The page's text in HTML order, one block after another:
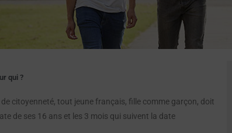
qui ?
citoyenneté, tout jeune français, fille comme garçon, doit
de ses 16 ans et les 3 mois qui suivent la date